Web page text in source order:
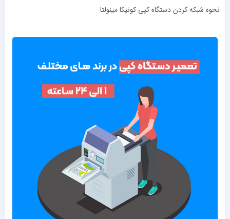
نحوه شبکه کردن دستگاه کپی کونیکا مینولتا